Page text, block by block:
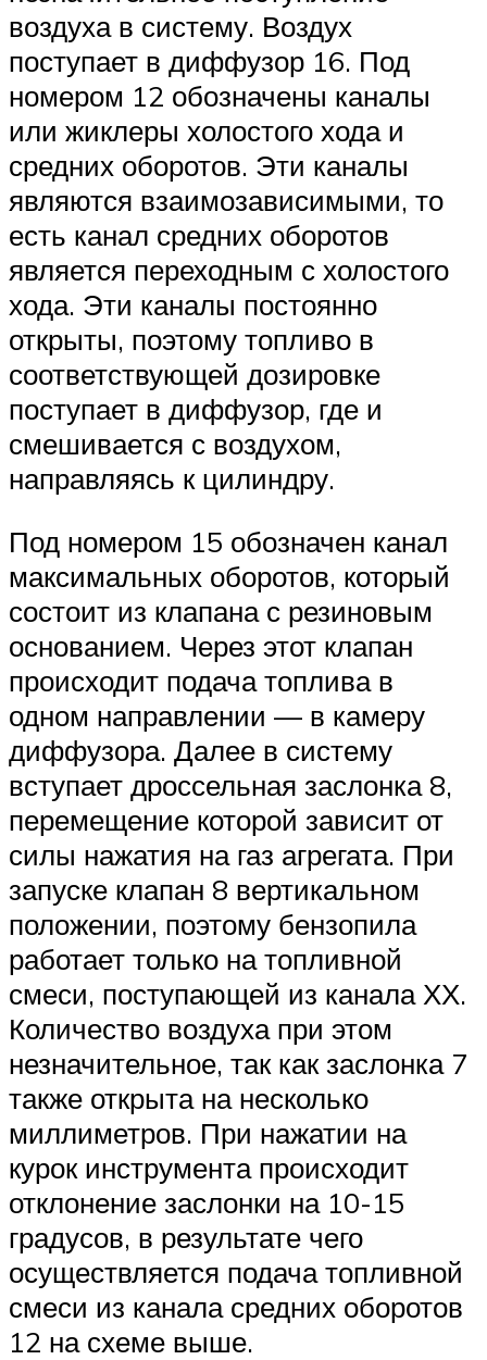
воздуха в систему. Воздух
поступает в диффузор 16. Под
номером 12 обозначены каналы
или жиклеры холостого хода и
средних оборотов. Эти каналы
являются взаимозависимыми, то
есть канал средних оборотов
является переходным с холостого
хода. Эти каналы постоянно
открыты, поэтому топливо в
соответствующей дозировке
поступает в диффузор, где и
смешивается с воздухом,
направляясь к цилиндру.
Под номером 15 обозначен канал
максимальных оборотов, который
состоит из клапана с резиновым
основанием. Через этот клапан
происходит подача топлива в
одном направлении — в камеру
диффузора. Далее в систему
вступает дроссельная заслонка 8,
перемещение которой зависит от
силы нажатия на газ агрегата. При
запуске клапан 8 вертикальном
положении, поэтому бензопила
работает только на топливной
смеси, поступающей из канала ХХ.
Количество воздуха при этом
незначительное, так как заслонка 7
также открыта на несколько
миллиметров. При нажатии на
курок инструмента происходит
отклонение заслонки на 10-15
градусов, в результате чего
осуществляется подача топливной
смеси из канала средних оборотов
12 на схеме выше.